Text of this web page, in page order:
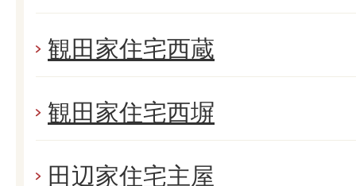
観田家住宅西蔵
観田家住宅西塀
田辺家住宅主屋